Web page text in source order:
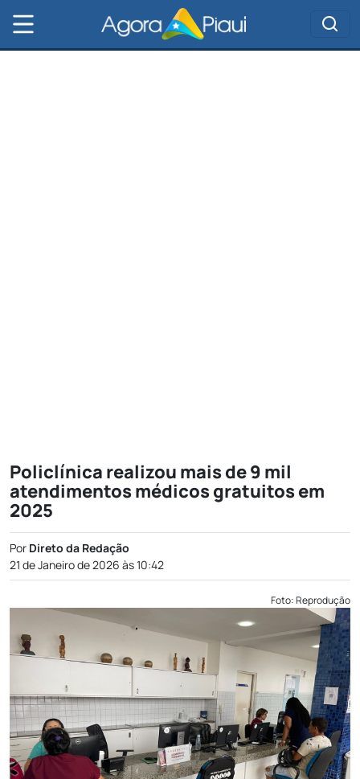
Policlínica realizou mais de 9 mil
atendimentos médicos gratuitos em
2025
Por Direto da Redação
21 de Janeiro de 2026 às 10:42
Foto: Reprodução